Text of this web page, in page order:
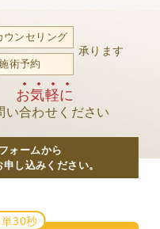
ウンセリング
術予約
承ります
お気軽に
い合わせください
ォームから
し込みください。
30秒